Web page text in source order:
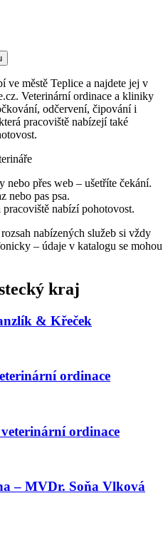
ve městě Teplice a najdete jej v
Veterinární ordinace a kliniky
odčervení, čipování i
pracoviště nabízejí také
nebo přes web – ušetříte čekání.
nebo pas psa.
nabízí pohotovost.
nabízených služeb si vždy
– údaje v katalogu se mohou
kraj
& Křeček
ordinace
ordinace
– MVDr. Soňa Vlková